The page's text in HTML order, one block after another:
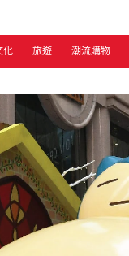
化 旅遊 潮流購物